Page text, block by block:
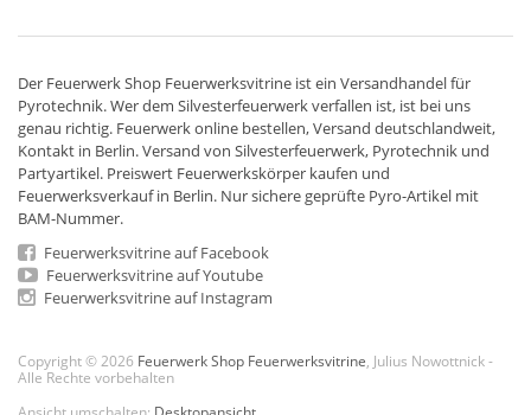
Der Feuerwerk Shop Feuerwerksvitrine ist ein Versandhandelfür
Pyrotechnik. Wer dem Silvesterfeuerwerk verfallen ist, ist bei uns
genau richtig. Feuerwerk online bestellen,Versand deutschlandweit,
Kontakt in Berlin. Versand von Silvesterfeuerwerk, Pyrotechnik und
Partyartikel. Preiswert Feuerwerkskörper kaufen und
Feuerwerksverkauf in Berlin. Nur sichere geprüfte Pyro-Artikel mit
BAM-Nummer.
Feuerwerksvitrine auf Facebook
Feuerwerksvitrine auf Youtube
Feuerwerksvitrine auf Instagram
Copyright © 2026 Feuerwerk Shop Feuerwerksvitrine , Julius Nowottnick -
Alle Rechte vorbehalten
Ansicht umschalten: Desktopansicht